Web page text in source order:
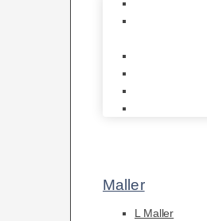
Maller
L Maller